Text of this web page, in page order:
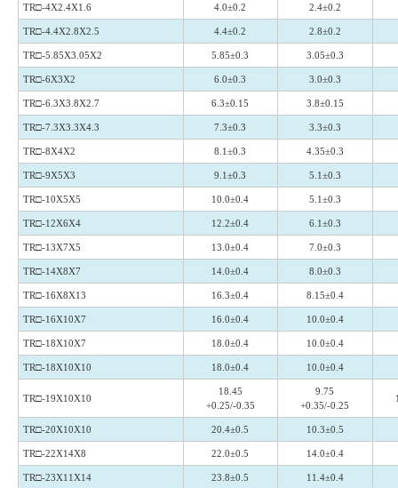
TR□-4X2.4X1.6 4.0±0.2 2.4±0.2
TR□-4.4X2.8X2.5 4.4±0.2 2.8±0.2
TR□-5.85X3.05X2 5.85±0.3 3.05±0.3
TR□-6X3X2 6.0±0.3 3.0±0.3
TR□-6.3X3.8X2.7 6.3±0.15 3.8±0.15
TR□-7.3X3.3X4.3 7.3±0.3 3.3±0.3
TR□-8X4X2 8.1±0.3 4.35±0.3
TR□-9X5X3 9.1±0.3 5.1±0.3
TR□-10X5X5 10.0±0.4 5.1±0.3
TR□-12X6X4 12.2±0.4 6.1±0.3
TR□-13X7X5 13.0±0.4 7.0±0.3
TR□-14X8X7 14.0±0.4 8.0±0.3
TR□-16X8X13 16.3±0.4 8.15±0.4
TR□-16X10X7 16.0±0.4 10.0±0.4
TR□-18X10X7 18.0±0.4 10.0±0.4
TR□-18X10X10 18.0±0.4 10.0±0.4
TR□-19X10X10
18.45
+0.25/-0.35
9.75
+0.35/-0.25
TR□-20X10X10 20.4±0.5 10.3±0.5
TR□-22X14X8 22.0±0.5 14.0±0.4
TR□-23X11X14 23.8±0.5 11.4±0.4